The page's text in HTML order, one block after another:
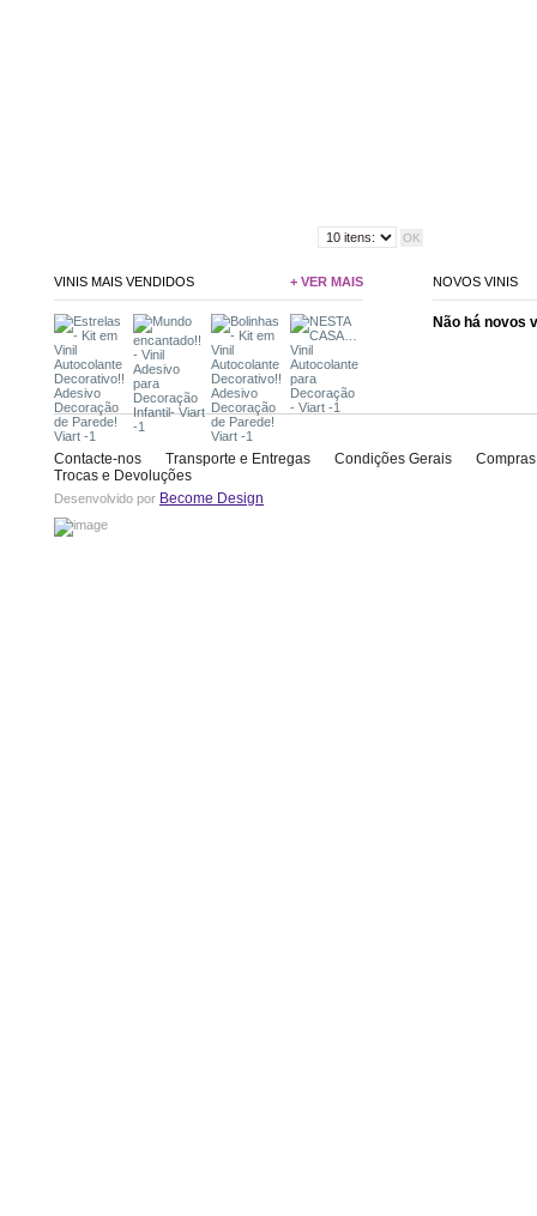
VINIS MAIS VENDIDOS + VER MAIS NOVOS VINIS
Não há novos
Contacte-nos Transporte e Entregas Condições Gerais
Trocas e Devoluções
Desenvolvido por Become Design